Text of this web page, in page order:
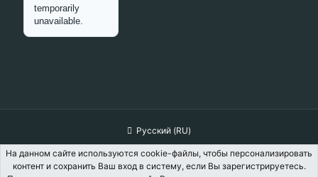
Русский (RU)
Обратная связь
Условия и правила
Политика конфиденциальности
Помощь Главная
На данном сайте используются cookie-файлы, чтобы персонализировать
контент и сохранить Ваш вход в систему, если Вы зарегистрируетесь.